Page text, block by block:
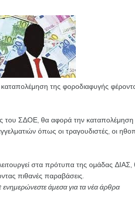
της φοροδιαφυγής
του ΣΔΟΕ, θα αφορά την καταπολέμηση
όπως οι τραγουδιστές, οι
στα πρότυπα της ομάδας ΔΙΑΣ,
πιθανές παραβάσεις.
άμεσα για τα νέα άρθρα